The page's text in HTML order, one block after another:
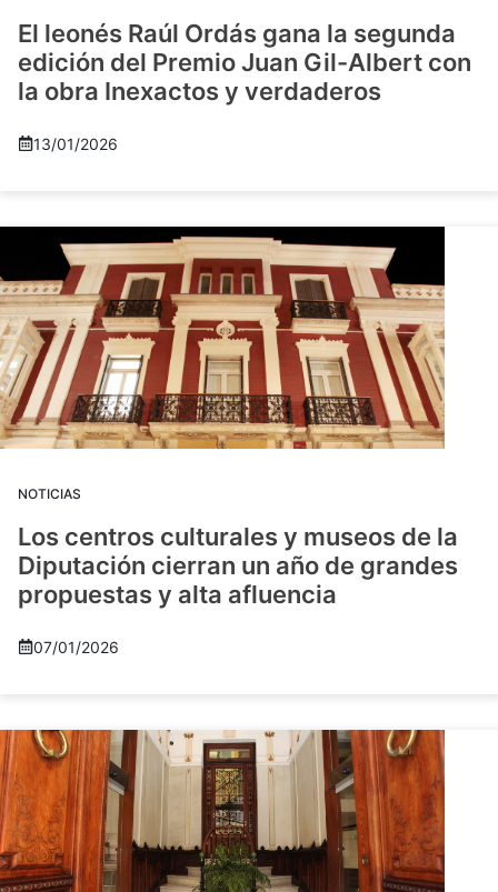
El leonés Raúl Ordás gana la segunda
edición del Premio Juan Gil-Albert con
la obra Inexactos y verdaderos
13/01/2026
NOTICIAS
Los centros culturales y museos de la
Diputación cierran un año de grandes
propuestas y alta afluencia
07/01/2026